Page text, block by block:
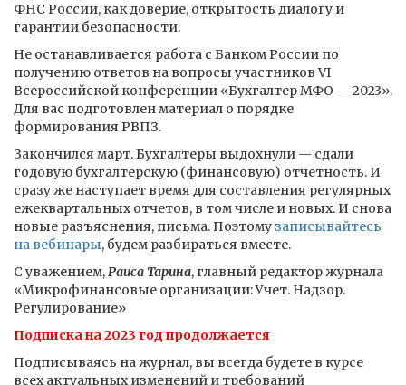
ФНС России, как доверие, открытость диалогу и
гарантии безопасности.
Не останавливается работа с Банком России по
получению ответов на вопросы участников VI
Всероссийской конференции «Бухгалтер МФО — 2023».
Для вас подготовлен материал о порядке
формирования РВПЗ.
Закончился март. Бухгалтеры выдохнули — сдали
годовую бухгалтерскую (финансовую) отчетность. И
сразу же наступает время для составления регулярных
ежеквартальных отчетов, в том числе и новых. И снова
новые разъяснения, письма. Поэтому записывайтесь
на вебинары, будем разбираться вместе.
С уважением,Раиса Тарина, главный редактор журнала
«Микрофинансовые организации: Учет. Надзор.
Регулирование»
Подписка на 2023 год продолжается
Подписываясь на журнал, вы всегда будете в курсе
всех актуальных изменений и требований